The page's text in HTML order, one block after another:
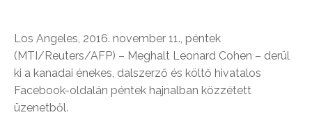
Los Angeles, 2016. november 11., péntek
(MTI/Reuters/AFP) – Meghalt Leonard Cohen – derül
ki a kanadai énekes, dalszerző és költő hivatalos
Facebook-oldalán péntek hajnalban közzétett
üzenetből.